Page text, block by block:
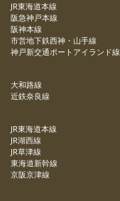
JR東海道本線
阪急神戸本線
阪神本線
市営地下鉄西神・山手線
神戸新交通ポートアイランド線
大和路線
近鉄奈良線
JR東海道本線
JR湖西線
JR草津線
東海道新幹線
京阪京津線